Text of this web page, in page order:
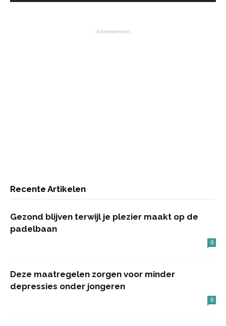
- Advertisement -
Recente Artikelen
Gezond blijven terwijl je plezier maakt op de
padelbaan
0
Deze maatregelen zorgen voor minder
depressies onder jongeren
0